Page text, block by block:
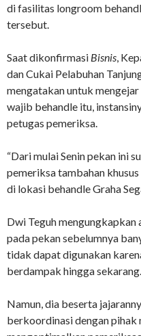
di fasilitas longroom
tersebut.
Saat dikonfirmasi Bisnis,
dan Cukai Pelabuhan
mengatakan untuk
wajib behandle itu,
petugas pemeriksa.
“Dari mulai Senin pekan ini
pemeriksa tambahan
di lokasi behandle Graha
Dwi Teguh
pada pekan sebelumnya
tidak dapat digunakan
berdampak hingga sekarang.
Namun, dia beserta
berkoordinasi dengan pihak